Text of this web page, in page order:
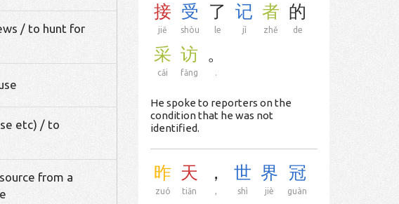
/ to hunt for
etc) / to
from a
接
jiē
受
shòu
了
le
记
jì
者
zhě
的
de
采
cǎi
访
fǎng
。
.
He spoke to reporters on the
condition that he was not
identified.
昨
zuó
天
tiān
，
,
世
shì
界
jiè
冠
guàn